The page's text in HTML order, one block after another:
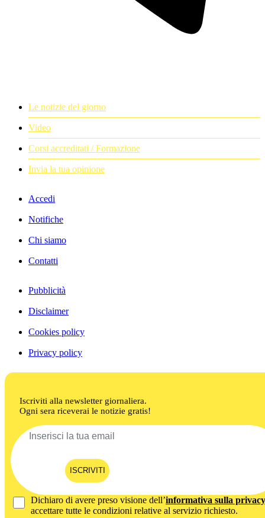
Le notizie del giorno
Video
Corsi accreditati / Formazione
Invia la tua opinione
Accedi
Notifiche
Chi siamo
Contatti
Pubblicità
Disclaimer
Cookies policy
Privacy policy
Iscriviti alla newsletter giornaliera.
Ogni sera riceverai le notizie gratis!
ISCRIVITI
Dichiaro di avere preso visione dell’informativa sulla privacy
accettare tutte le condizioni relative al servizio richiesto.